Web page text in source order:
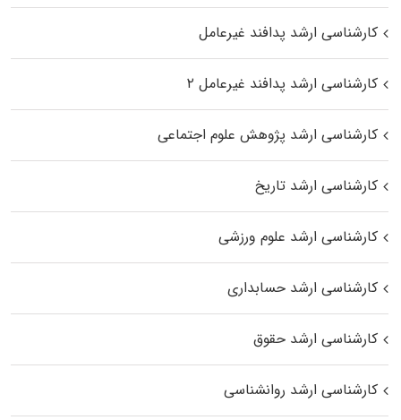
کارشناسی ارشد پدافند غیرعامل
کارشناسی ارشد پدافند غیرعامل ۲
کارشناسی ارشد پژوهش علوم اجتماعی
کارشناسی ارشد تاریخ
کارشناسی ارشد علوم ورزشی
کارشناسی ارشد حسابداری
کارشناسی ارشد حقوق
کارشناسی ارشد روانشناسی